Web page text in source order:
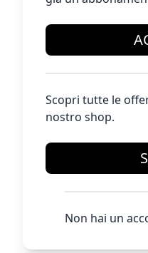
Scopri tutte le
nostro shop.
Non hai un